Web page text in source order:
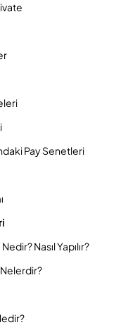
Pay Senetleri
Nasıl Yapılır?